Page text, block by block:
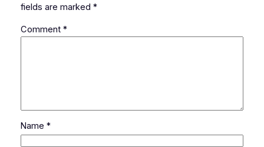
fields are marked *
Comment *
Name *